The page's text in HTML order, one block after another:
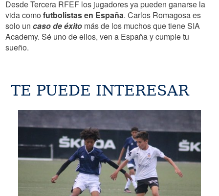
Desde Tercera RFEF los jugadores ya pueden ganarse la
vida comofutbolistas en España. Carlos Romagosa es
solo uncaso de éxito más de los muchos que tiene SIA
Academy. Sé uno de ellos, ven a España y cumple tu
sueño.
TE PUEDE INTERESAR